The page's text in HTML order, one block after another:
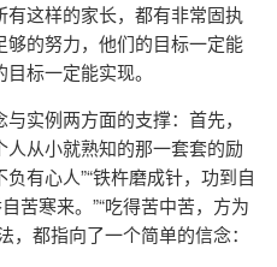
这样的家长，都有非常固执
的努力，他们的目标一定能
标一定能实现。
实例两方面的支撑：首先，
从小就熟知的那一套套的励
有心人”“铁杵磨成针，功到自
苦寒来。”“吃得苦中苦，方为
，都指向了一个简单的信念：